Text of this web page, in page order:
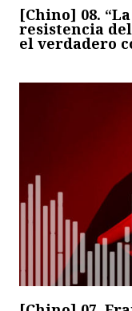
[Chino] 08.
resistencia
el verdadero